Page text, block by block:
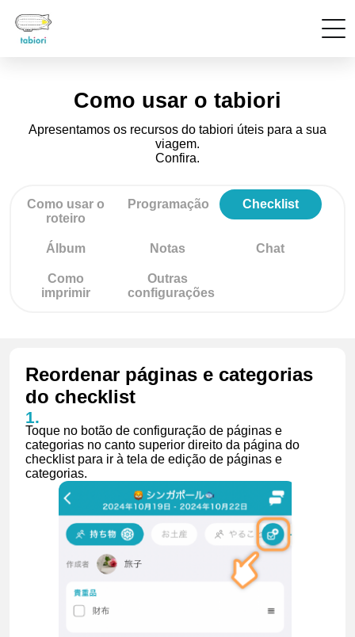
Como usar o tabiori
Apresentamos os recursos do tabiori úteis para a sua
viagem.
Confira.
Como usar o
roteiro
Programação Checklist
Álbum Notas Chat
Como
imprimir
Outras
configurações
Reordenar páginas e categorias
do checklist
Toque no botão de configuração de páginas e
categorias no canto superior direito da página do
checklist para ir à tela de edição de páginas e
categorias.